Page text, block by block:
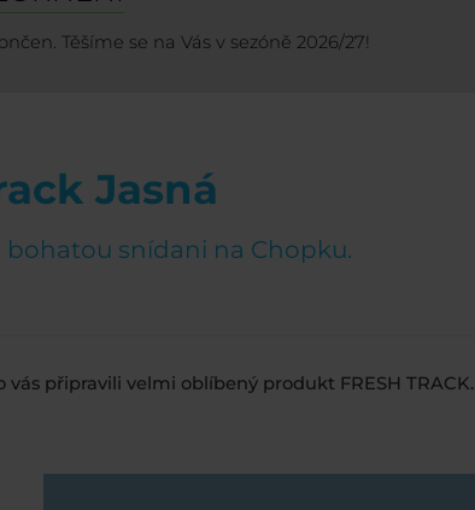
Těšíme se na Vás v sezóně 2026/27!
Jasná
bohatou snídani na Chopku.
vás připravili velmi oblíbený produkt FRESH TRACK.